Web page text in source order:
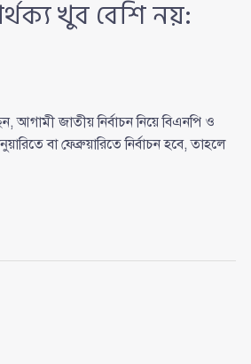
খুব বেশি নয়:
জাতীয় নির্বাচন নিয়ে বিএনপি ও
বা ফেব্রুয়ারিতে নির্বাচন হবে, তাহলে